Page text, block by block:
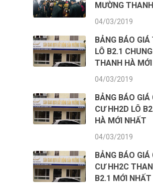
MƯỜNG
04/03/2019
BẢNG BÁO
LÔ B2.1
THANH HÀ
04/03/2019
BẢNG BÁO GIÁ
CƯ HH2D LÔ
HÀ MỚI NHẤT
04/03/2019
BẢNG BÁO GIÁ
CƯ HH2C
B2.1 MỚI NHẤT